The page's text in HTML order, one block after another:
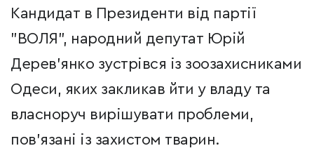
Кандидат в Президенти від партії
"ВОЛЯ", народний депутат Юрій
Дерев’янко зустрівся із зоозахисниками
Одеси, яких закликав йти у владу та
власноруч вирішувати проблеми,
пов’язані із захистом тварин.